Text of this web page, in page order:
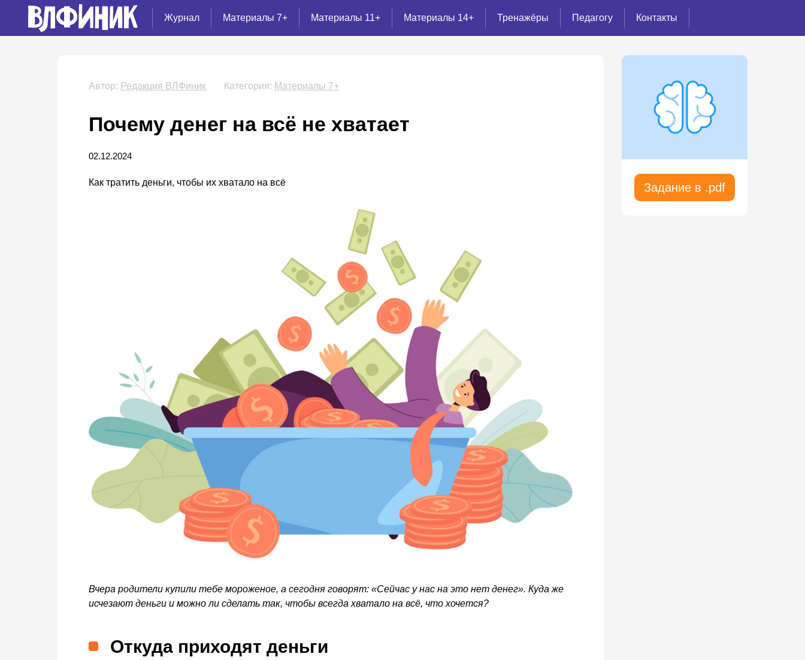
Журнал Материалы 7+ Материалы 11+ Материалы 14+ Тренажёры Педагогу Контакты
Автор: Редакция ВЛФиник Категория: Материалы 7+
Почему денег на всё не хватает
02.12.2024
Как тратить деньги, чтобы их хватало на всё
Вчера родители купили тебе мороженое, а сегодня говорят: «Сейчас у нас на это нет денег». Куда же
исчезают деньги и можно ли сделать так, чтобы всегда хватало на всё, что хочется?
Откуда приходят деньги
Задание в .pdf